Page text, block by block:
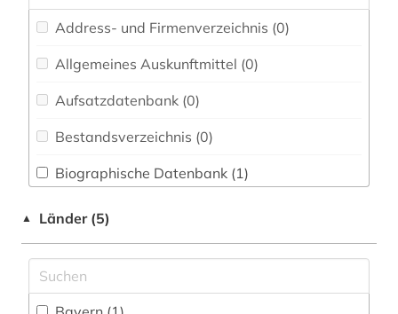
Pädagogik (0)
Soziologie (0)
Wissenschaftskunde, Forschung, Hochschul-,
juden (1)
kulturerbe (1)
norwegen (1)
ortsgeschichte (1)
regensburg (1)
Address- und Firmenverzeichnis (0)
Allgemeines Auskunftmittel (0)
Aufsatzdatenbank (0)
Bestandsverzeichnis (0)
Biographische Datenbank (1)
Disziplinäre Forschungsdatenrepositorien (0)
▲ Länder (5)